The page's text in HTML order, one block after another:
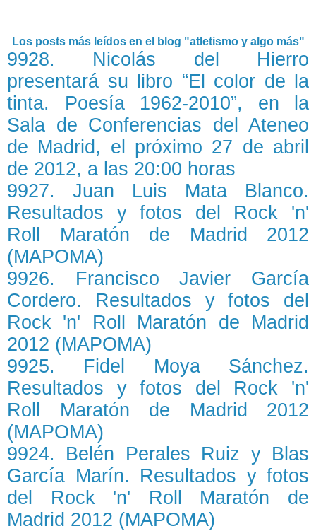
Los posts más leídos en el blog "atletismo y algo más"
9928. Nicolás del Hierro
presentará su libro “El color de la
tinta. Poesía 1962-2010”, en la
Sala de Conferencias del Ateneo
de Madrid, el próximo 27 de abril
de 2012, a las 20:00 horas
9927. Juan Luis Mata Blanco.
Resultados y fotos del Rock 'n'
Roll Maratón de Madrid 2012
(MAPOMA)
9926. Francisco Javier García
Cordero. Resultados y fotos del
Rock 'n' Roll Maratón de Madrid
2012 (MAPOMA)
9925. Fidel Moya Sánchez.
Resultados y fotos del Rock 'n'
Roll Maratón de Madrid 2012
(MAPOMA)
9924. Belén Perales Ruiz y Blas
García Marín. Resultados y fotos
del Rock 'n' Roll Maratón de
Madrid 2012 (MAPOMA)